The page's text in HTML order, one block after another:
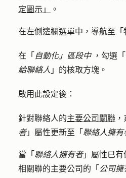
定圖示」
。
在左側邊欄選單中，導航至「
在「 自動化」區段中 ，勾選「
給聯絡人 」的核取方塊 。
啟用此設定後：
針對聯絡人的主要公司關聯
者」屬性更新至「 聯絡人擁有
當「 聯絡人擁有者」屬性已有
相關聯的主要公司的「 公司擁